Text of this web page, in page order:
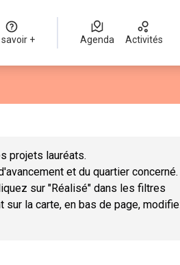
savoir + Agenda Activités
projets lauréats.
et du quartier concerné.
sur "Réalisé" dans les filtres
la carte, en bas de page,